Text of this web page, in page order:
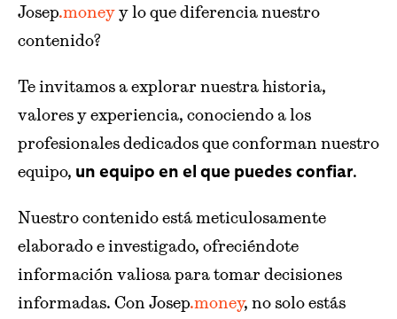
Josep.moneyy lo que diferencia nuestro
contenido?
Te invitamos a explorar nuestra historia,
valores y experiencia, conociendo a los
profesionales dedicados que conforman nuestro
equipo, un equipo en el que puedes confiar.
Nuestro contenido está meticulosamente
elaborado e investigado, ofreciéndote
información valiosa para tomar decisiones
informadas. Con Josep.money, no solo estás